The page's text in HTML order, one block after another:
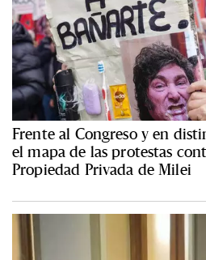
Frente al Congreso y en
el mapa de las protestas
Propiedad Privada de Milei